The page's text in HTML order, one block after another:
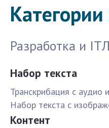
Разработка и IT
Набор текста
Транскрибация с аудио
Набор текста с
Контент